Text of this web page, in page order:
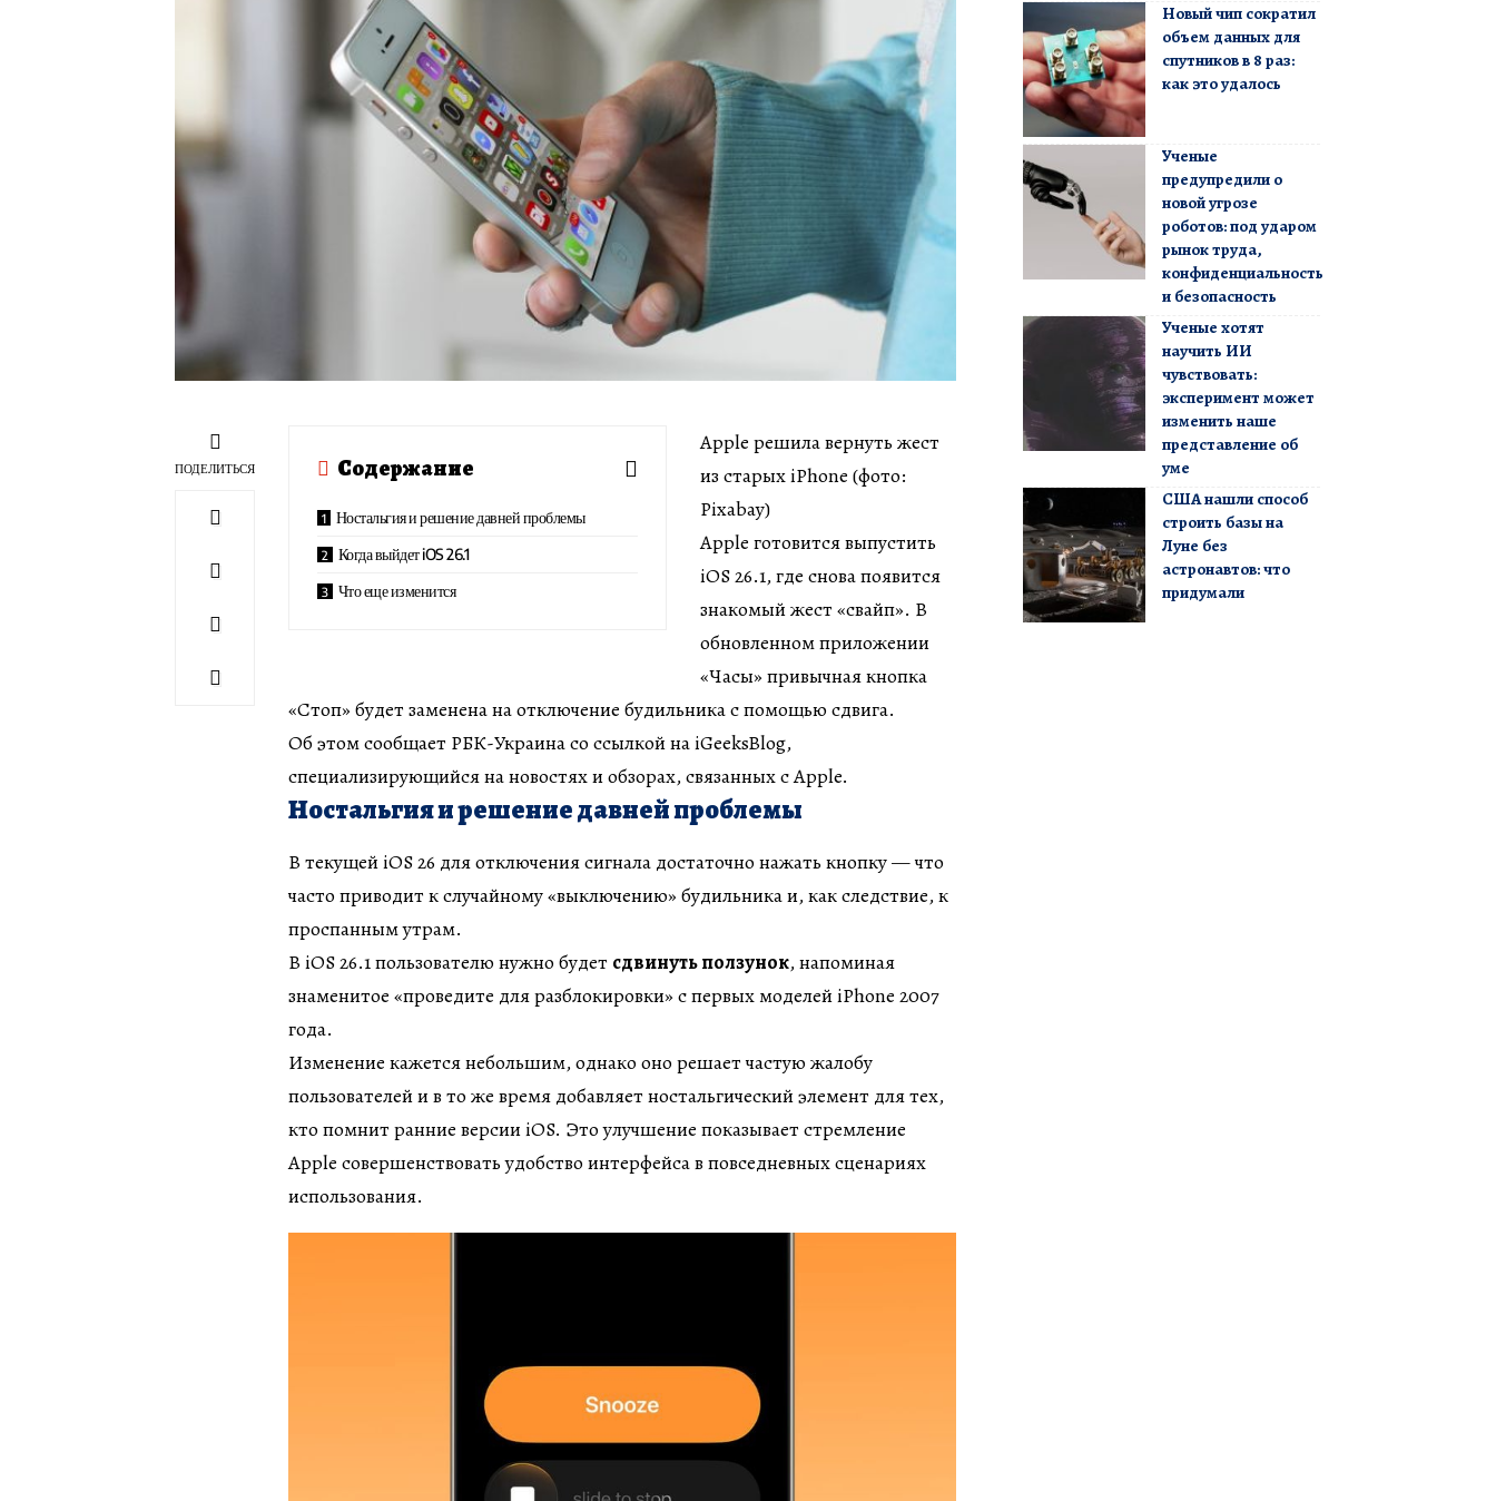
ПОДЕЛИТЬСЯ Содержание
Ностальгия и решение давней проблемы
Когда выйдет iOS 26.1
Что еще изменится
Apple решила вернуть жест
из старых iPhone (фото:
Pixabay)
Apple готовится выпустить
iOS 26.1, где снова появится
знакомый жест «свайп». В
обновленном приложении
«Часы» привычная кнопка
«Стоп» будет заменена на отключение будильника с помощью сдвига.
Об этом сообщает РБК-Украина со ссылкой на iGeeksBlog,
специализирующийся на новостях и обзорах, связанных с Apple.
Ностальгия и решение давней проблемы
В текущей iOS 26 для отключения сигнала достаточно нажать кнопку — что
часто приводит к случайному «выключению» будильника и, как следствие, к
проспанным утрам.
В iOS 26.1 пользователю нужно будет сдвинуть ползунок, напоминая
знаменитое «проведите для разблокировки» с первых моделей iPhone 2007
года.
Изменение кажется небольшим, однако оно решает частую жалобу
пользователей и в то же время добавляет ностальгический элемент для тех,
кто помнит ранние версии iOS. Это улучшение показывает стремление
Apple совершенствовать удобство интерфейса в повседневных сценариях
использования.
Новый чип сократил
объем данных для
спутников в 8 раз:
как это удалось
Ученые
предупредили о
новой угрозе
роботов: под ударом
рынок труда,
конфиденциальность
и безопасность
Ученые хотят
научить ИИ
чувствовать:
эксперимент может
изменить наше
представление об
уме
США нашли способ
строить базы на
Луне без
астронавтов: что
придумали